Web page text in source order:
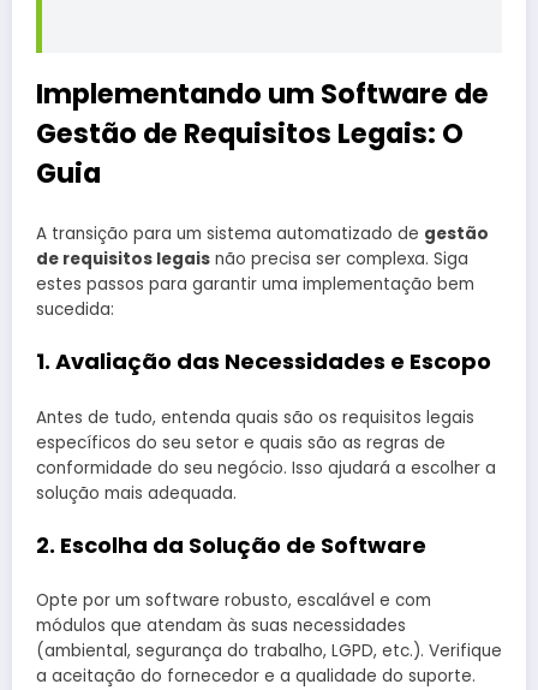
Implementando um Software de
Gestão de Requisitos Legais: O
Guia
A transição para um sistema automatizado de gestão
de requisitos legais não precisa ser complexa. Siga
estes passos para garantir uma implementação bem
sucedida:
1. Avaliação das Necessidades e Escopo
Antes de tudo, entenda quais são os requisitos legais
específicos do seu setor e quais são as regras de
conformidade do seu negócio. Isso ajudará a escolher a
solução mais adequada.
2. Escolha da Solução de Software
Opte por um software robusto, escalável e com
módulos que atendam às suas necessidades
(ambiental, segurança do trabalho, LGPD, etc.). Verifique
a aceitação do fornecedor e a qualidade do suporte.